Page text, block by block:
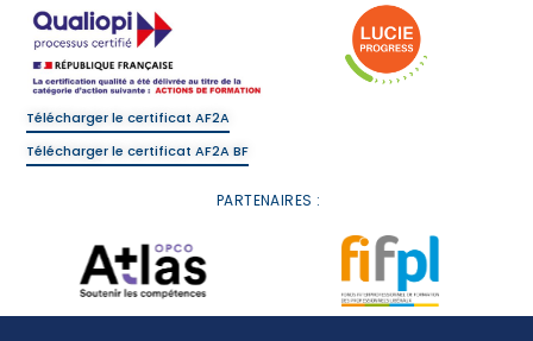
Télécharger le certificat AF2A
Télécharger le certificat AF2A BF
PARTENAIRES :